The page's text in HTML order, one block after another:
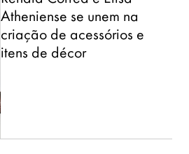
Atheniense se unem na
criação de acessórios e
itens de décor